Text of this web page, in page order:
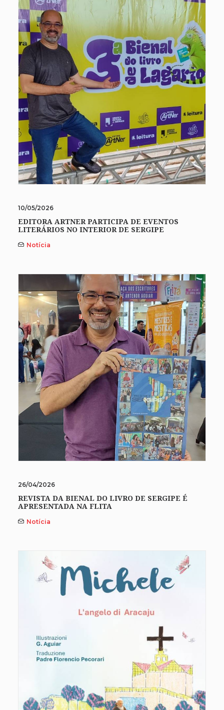
10/05/2026
EDITORA ARTNER PARTICIPA DE EVENTOS
LITERÁRIOS NO INTERIOR DE SERGIPE
Notícia
26/04/2026
REVISTA DA BIENAL DO LIVRO DE SERGIPE É
APRESENTADA NA FLITA
Notícia